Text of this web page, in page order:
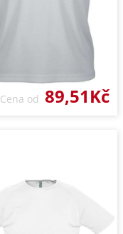
Cena od 89,51Kč